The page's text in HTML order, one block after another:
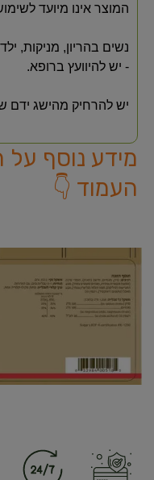
המוצר אינו מיועד
נשים בהריון, מניקות,
- יש להיוועץ ברופא.
יש להרחיק מהישג ידם
מידע נוסף
העמוד 👇